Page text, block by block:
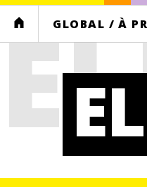
HOME GLOBAL / À